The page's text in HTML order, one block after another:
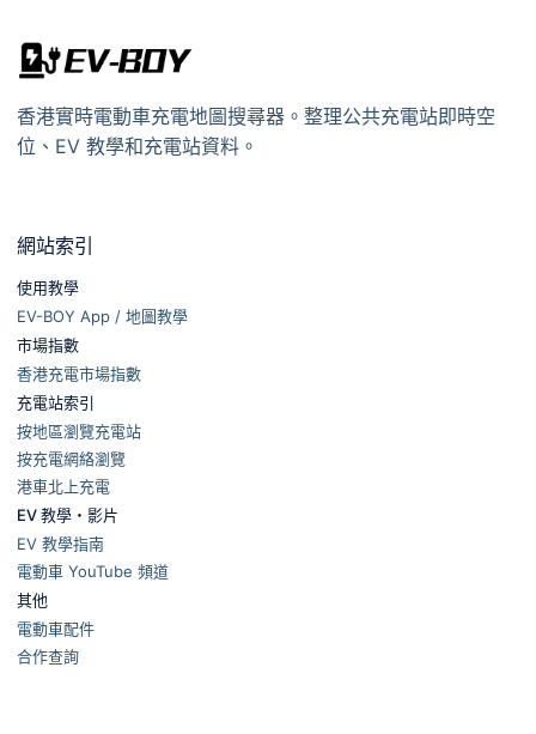
香港實時電動車充電地圖搜尋器。整理公共充電站即時空
位、EV 教學和充電站資料。
網站索引
使用教學
EV-BOY App / 地圖教學
市場指數
香港充電市場指數
充電站索引
按地區瀏覽充電站
按充電網絡瀏覽
港車北上充電
EV 教學・影片
EV 教學指南
電動車 YouTube 頻道
其他
電動車配件
合作查詢